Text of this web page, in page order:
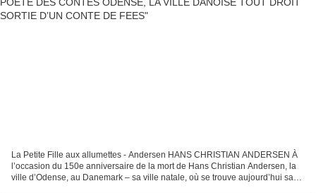
La Petite Fille aux allumettes - Andersen HANS CHRISTIAN ANDERSEN À
l’occasion du 150e anniversaire de la mort de Hans Christian Andersen, la
ville d’Odense, au Danemark – sa ville natale, où se trouve aujourd’hui sa